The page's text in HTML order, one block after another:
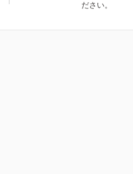
ださい。